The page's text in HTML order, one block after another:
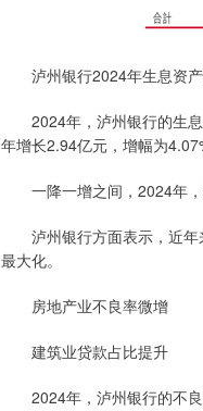
泸州银行2024年生息资
2024年，泸州银行的生息
年增长2.94亿元，增幅为
一降一增之间，2024年，
泸州银行方面表示，近年
最大化。
房地产业不良率微增
建筑业贷款占比提升
2024年，泸州银行的不良